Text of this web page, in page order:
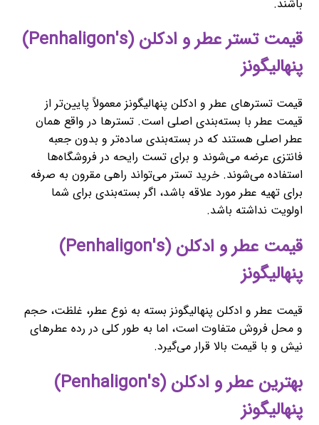
باشند.
قیمت تستر عطر و ادکلن (Penhaligon's)
پنهالیگونز
قیمت تسترهای عطر و ادکلن پنهالیگونز معمولاً پایین‌تر از
قیمت عطر با بسته‌بندی اصلی است. تسترها در واقع همان
عطر اصلی هستند که در بسته‌بندی ساده‌تر و بدون جعبه
فانتزی عرضه می‌شوند و برای تست رایحه در فروشگاه‌ها
استفاده می‌شوند. خرید تستر می‌تواند راهی مقرون به صرفه
برای تهیه عطر مورد علاقه باشد، اگر بسته‌بندی برای شما
اولویت نداشته باشد.
قیمت عطر و ادکلن (Penhaligon's)
پنهالیگونز
قیمت عطر و ادکلن پنهالیگونز بسته به نوع عطر، غلظت، حجم
و محل فروش متفاوت است، اما به طور کلی در رده عطرهای
نیش و با قیمت بالا قرار می‌گیرد.
بهترین عطر و ادکلن (Penhaligon's)
پنهالیگونز